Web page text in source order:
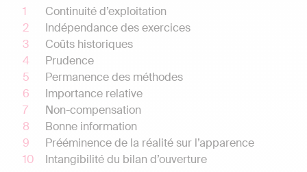
Continuité d’exploitation
Indépendance des exercices
Coûts historiques
Prudence
Permanence des méthodes
Importance relative
Non-compensation
Bonne information
Prééminence de la réalité sur l’apparence
Intangibilité du bilan d’ouverture